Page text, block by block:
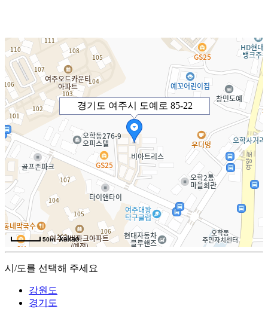
경기도 여주시 도예로 85-22
50m
시/도를 선택해 주세요
강원도
경기도